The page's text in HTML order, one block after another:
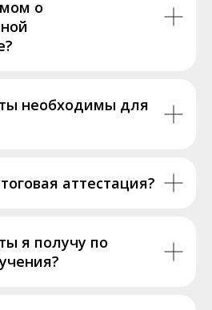
о
необходимы для
аттестация?
я получу по